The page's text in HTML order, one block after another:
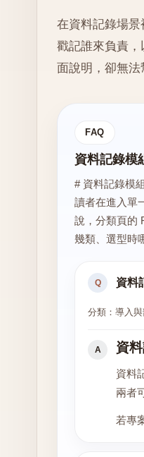
在資料記錄場
戳記誰來負責
面說明，卻無法
FAQ
資料記錄模
# 資料記錄模
讀者在進入單
說，分類頁的
幾類、選型時
Q 資料
分類：導入
A 資
資料
兩者
若專